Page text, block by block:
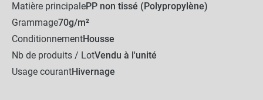
Matière principalePP non tissé (Polypropylène)
Grammage70g/m²
ConditionnementHousse
Nb de produits / LotVendu à l'unité
Usage courantHivernage